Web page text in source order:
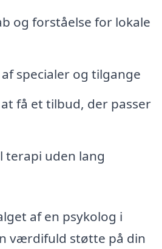
og forståelse for lokale
specialer og tilgange
få et tilbud, der passer
terapi uden lang
af en psykolog i
værdifuld støtte på din